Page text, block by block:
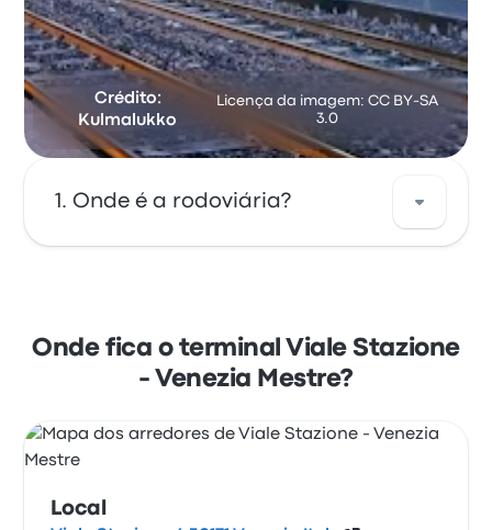
Crédito:
Kulmalukko
Licença da imagem: CC BY-SA
3.0
Onde é a rodoviária?
Veja a localização desta parada de ônibus
em Veneza no mapa.
Onde fica o terminal Viale Stazione
- Venezia Mestre?
Local